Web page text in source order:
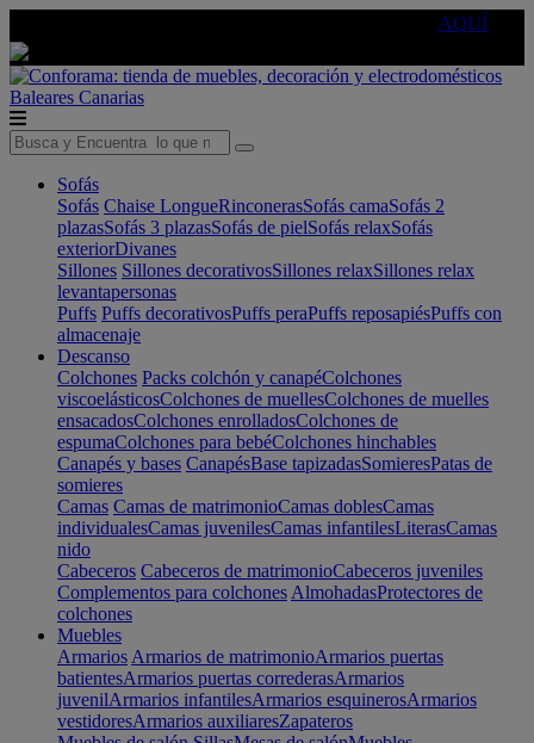
AQUÍ
Baleares Canarias
Sofás
Sofás Chaise LongueRinconerasSofás camaSofás 2
plazasSofás 3 plazasSofás de pielSofás relaxSofás
exteriorDivanes
Sillones Sillones decorativosSillones relaxSillones relax
levantapersonas
Puffs Puffs decorativosPuffs peraPuffs reposapiésPuffs con
almacenaje
Descanso
Colchones Packs colchón y canapéColchones
viscoelásticosColchones de muellesColchones de muelles
ensacadosColchones enrolladosColchones de
espumaColchones para bebéColchones hinchables
Canapés y bases CanapésBase tapizadasSomieresPatas de
somieres
Camas Camas de matrimonioCamas doblesCamas
individualesCamas juvenilesCamas infantilesLiterasCamas
nido
Cabeceros Cabeceros de matrimonioCabeceros juveniles
Complementos para colchones AlmohadasProtectores de
colchones
Muebles
Armarios Armarios de matrimonioArmarios puertas
batientesArmarios puertas correderasArmarios
juvenilArmarios infantilesArmarios esquinerosArmarios
vestidoresArmarios auxiliaresZapateros